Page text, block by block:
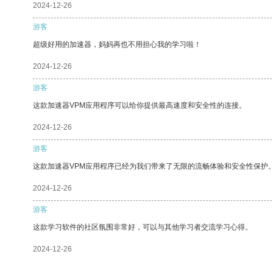
2024-12-26
游客
超级好用的加速器，妈妈再也不用担心我的学习啦！
2024-12-26
游客
这款加速器VPM应用程序可以给你提供最高速度和安全性的连接。
2024-12-26
游客
这款加速器VPM应用程序已经为我们带来了无限的流畅体验和安全性保护
2024-12-26
游客
这款学习软件的社区氛围非常好，可以与其他学习者交流学习心得。
2024-12-26